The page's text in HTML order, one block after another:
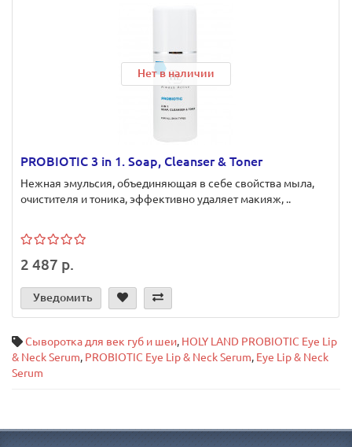
Нет в наличии
PROBIOTIC 3 in 1. Soap, Cleanser & Toner
Нежная эмульсия, объединяющая в себе свойства мыла,
очистителя и тоника, эффективно удаляет макияж, ..
2 487 р.
Уведомить
Сыворотка для век губ и шеи, HOLY LAND PROBIOTIC Eye Lip
& Neck Serum, PROBIOTIC Eye Lip & Neck Serum, Eye Lip & Neck
Serum